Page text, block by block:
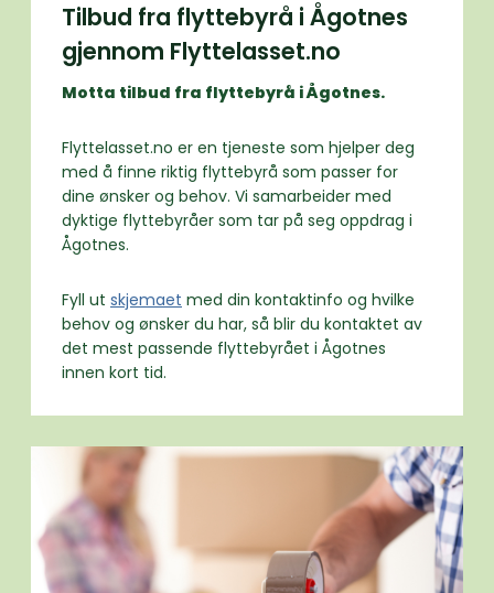
Tilbud fra flyttebyrå i Ågotnes
gjennom Flyttelasset.no
Motta tilbud fra flyttebyrå i Ågotnes.
Flyttelasset.no er en tjeneste som hjelper deg
med å finne riktig flyttebyrå som passer for
dine ønsker og behov. Vi samarbeider med
dyktige flyttebyråer som tar på seg oppdrag i
Ågotnes.
Fyll ut skjemaet med din kontaktinfo og hvilke
behov og ønsker du har, så blir du kontaktet av
det mest passende flyttebyrået i Ågotnes
innen kort tid.